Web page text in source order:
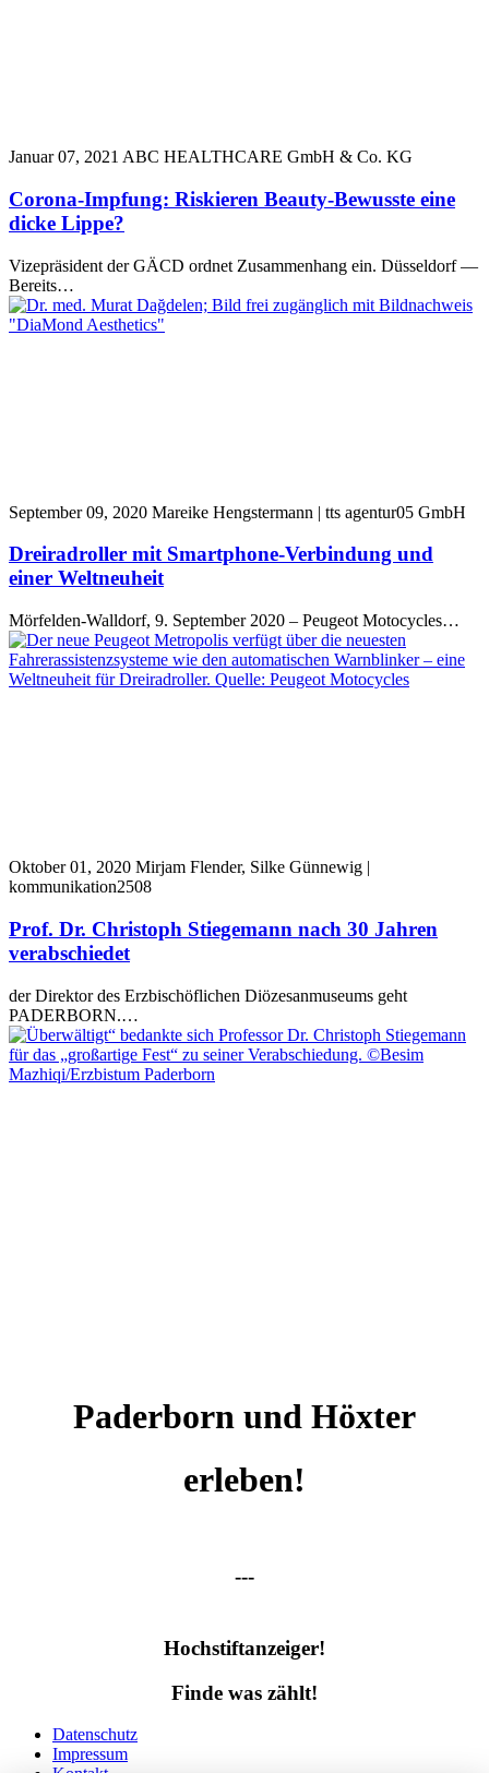
Januar 07, 2021 ABC HEALTHCARE GmbH & Co. KG
Corona-Impfung: Riskieren Beauty-Bewusste eine
dicke Lippe?
Vizepräsident der GÄCD ordnet Zusammenhang ein. Düsseldorf —
Bereits…
September 09, 2020 Mareike Hengstermann | tts agentur05 GmbH
Dreiradroller mit Smartphone-Verbindung und
einer Weltneuheit
Mörfelden-Walldorf, 9. September 2020 – Peugeot Motocycles…
Oktober 01, 2020 Mirjam Flender, Silke Günnewig |
kommunikation2508
Prof. Dr. Christoph Stiegemann nach 30 Jahren
verabschiedet
der Direktor des Erzbischöflichen Diözesanmuseums geht
PADERBORN.…
Paderborn und Höxter
erleben!
---
Hochstiftanzeiger!
Finde was zählt!
Datenschutz
Impressum